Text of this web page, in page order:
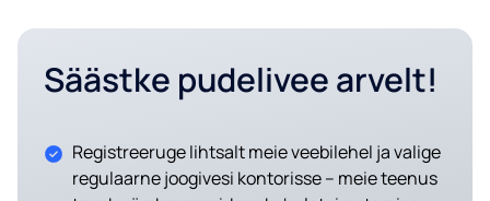
Säästke pudelivee arvelt!
Registreeruge lihtsalt meie veebilehel ja valige
regulaarne joogivesi kontorisse – meie teenus